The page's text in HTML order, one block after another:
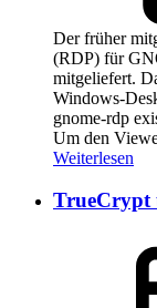
Der früher
(RDP) für
mitgeliefert.
Windows-
gnome-rdp
Um den
Weiterlesen
TrueCrypt